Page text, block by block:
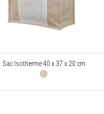
Sac Isotherme 40 x 37 x 20 cm